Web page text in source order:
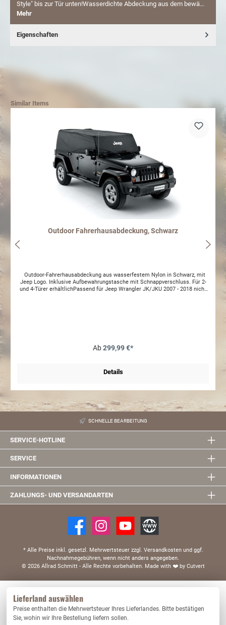
Style" bis zur Tür unten!Wasserdichte Abdeckung aus dem bewä…
Mehr
Eigenschaften
Similar Items
Outdoor Fahrerhausabdeckung, Schwarz
Outdoor-Fahrerhausabdeckung aus wasserfestem Nylon in Schwarz, mit
Jeep Logo. Inklusive Aufbewahrungstasche mit Schnappverschluss. Für 2-
und 4-Türer erhältlichPassend für Jeep Wrangler JK/JKU 2007 - 2018 nicht
Ab299,99 €*
Details
SCHNELLE BEARBEITUNG
SERVICE-HOTLINE
SERVICE
INFORMATIONEN
ZAHLUNGS- UND VERSANDARTEN
* Alle Preise inkl. gesetzl. Mehrwertsteuer zzgl. Versandkosten und ggf.
Nachnahmegebühren, wenn nicht anders angegeben.
© 2026 Allrad Schmitt - Alle Rechte vorbehalten. Made with ❤️by Cutvert
Lieferland auswählen
Preise enthalten die Mehrwertsteuer Ihres Lieferlandes. Bitte bestätigen
Sie, wohin wir Ihre Bestellung liefern sollen.
Nur technisch notwendige Konfigurieren